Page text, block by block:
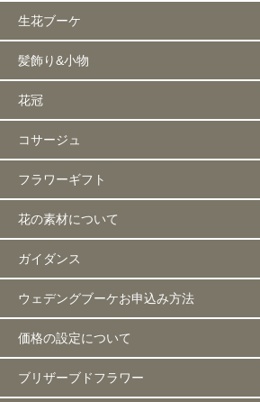
生花ブーケ
髪飾り&小物
花冠
コサージュ
フラワーギフト
花の素材について
ガイダンス
ウェデングブーケお申込み方法
価格の設定について
ブリザーブドフラワー